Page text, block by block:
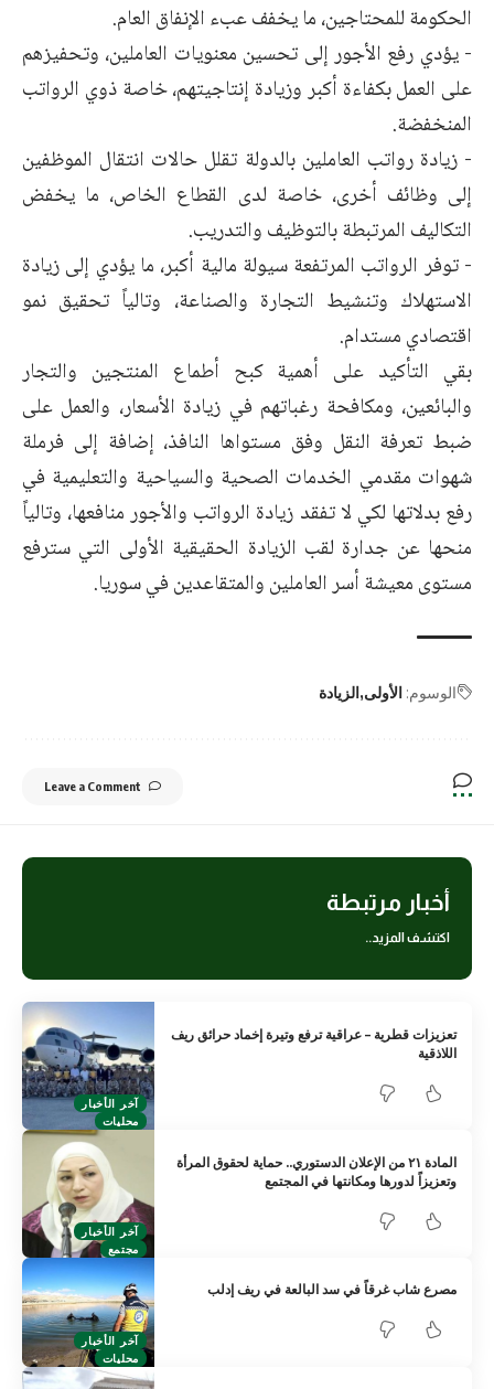
الحكومة للمحتاجين، ما يخفف عبء الإنفاق العام.
‏- يؤدي رفع الأجور إلى تحسين معنويات العاملين، وتحفيزهم
على العمل بكفاءة أكبر وزيادة إنتاجيتهم، خاصة ذوي الرواتب
المنخفضة.
‏- زيادة رواتب العاملين بالدولة تقلل حالات انتقال الموظفين
إلى وظائف أخرى، خاصة لدى القطاع الخاص، ما يخفض
التكاليف المرتبطة بالتوظيف والتدريب.
‏- توفر الرواتب المرتفعة سيولة مالية أكبر، ما يؤدي إلى زيادة
الاستهلاك وتنشيط التجارة والصناعة، وتالياً تحقيق نمو
اقتصادي مستدام.
بقي التأكيد على أهمية كبح أطماع المنتجين والتجار
والبائعين، ومكافحة رغباتهم في زيادة الأسعار، والعمل على
ضبط تعرفة النقل وفق مستواها النافذ، إضافة إلى فرملة
شهوات مقدمي الخدمات الصحية والسياحية والتعليمية في
رفع بدلاتها لكي لا تفقد زيادة الرواتب والأجور منافعها، وتالياً
منحها عن جدارة لقب الزيادة الحقيقية الأولى التي سترفع
مستوى معيشة أسر العاملين والمتقاعدين في سوريا.
الوسوم: الأولى الزيادة
Leave a Comment
أخبار مرتبطة
اكتشف المزيد..
آخر الأخبار
محليات
تعزيزات قطرية – عراقية ترفع وتيرة إخماد حرائق ريف
اللاذقية
آخر الأخبار
مجتمع
المادة ٢١ من الإعلان الدستوري.. حماية لحقوق المرأة
وتعزيزاً لدورها ومكانتها في المجتمع
آخر الأخبار
محليات
مصرع شاب غرقاً في سد البالعة في ريف إدلب